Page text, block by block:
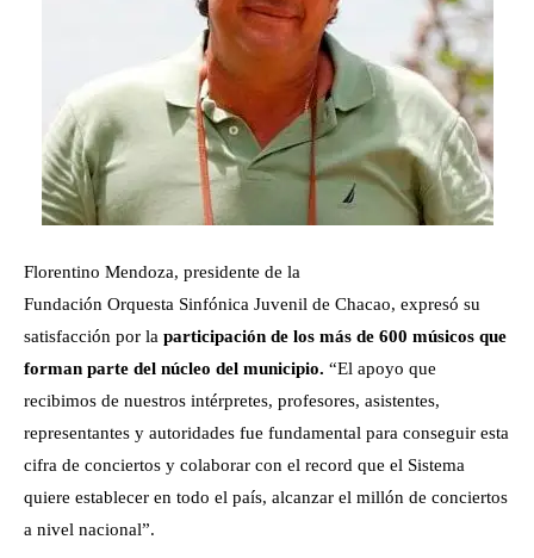
Florentino Mendoza, presidente de la
Fundación Orquesta Sinfónica Juvenil de Chacao, expresó su
satisfacción por la participación de los más de 600 músicos que
forman parte del núcleo del municipio. “El apoyo que
recibimos de nuestros intérpretes, profesores, asistentes,
representantes y autoridades fue fundamental para conseguir esta
cifra de conciertos y colaborar con el record que el Sistema
quiere establecer en todo el país, alcanzar el millón de conciertos
a nivel nacional”.